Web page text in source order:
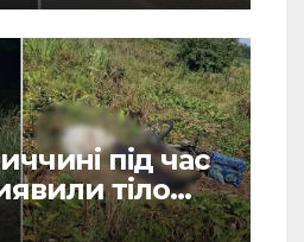
під час
тіло
(Фото)